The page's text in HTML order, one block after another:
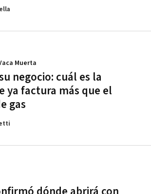
negocio: cuál es la
ya factura más que el
gas
Muerta